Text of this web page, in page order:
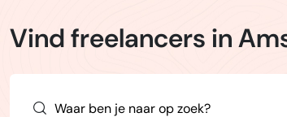
Vind freelancers in